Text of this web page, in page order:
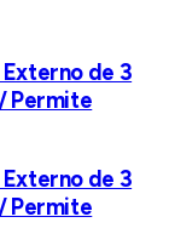
de 3
Permite
de 3
Permite